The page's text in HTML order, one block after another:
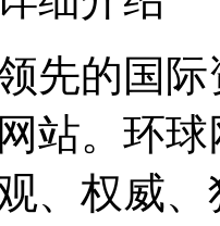
先的国
站。环
、权威